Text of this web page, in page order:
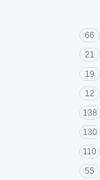
66
21
19
12
138
130
110
55